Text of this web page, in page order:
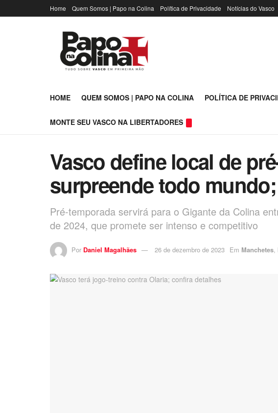
Home Quem Somos | Papo na Colina Política de Privacidade Notícias do Vasco
HOME QUEM SOMOS | PAPO NA COLINA POLÍTICA DE
MONTE SEU VASCO NA LIBERTADORES
Vasco define local de
surpreende todo
Pré-temporada servirá para o Gigante da Colina
de 2024, que promete ser intenso e competitivo
Por Daniel Magalhães 26 de dezembro de 2023 Em Manchetes,